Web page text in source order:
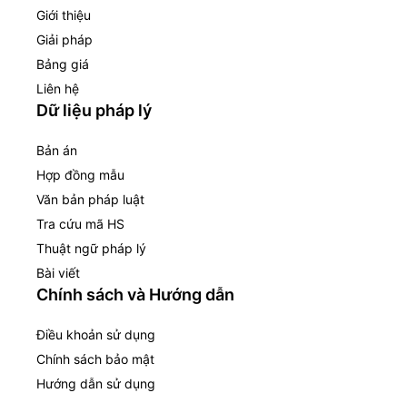
Giới thiệu
Giải pháp
Bảng giá
Liên hệ
Dữ liệu pháp lý
Bản án
Hợp đồng mẫu
Văn bản pháp luật
Tra cứu mã HS
Thuật ngữ pháp lý
Bài viết
Chính sách và Hướng dẫn
Điều khoản sử dụng
Chính sách bảo mật
Hướng dẫn sử dụng